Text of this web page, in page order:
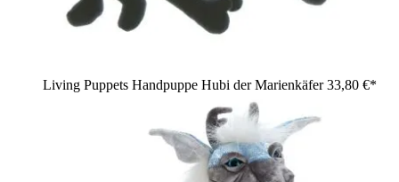
Living Puppets Handpuppe Hubi der Marienkäfer33,80 €*